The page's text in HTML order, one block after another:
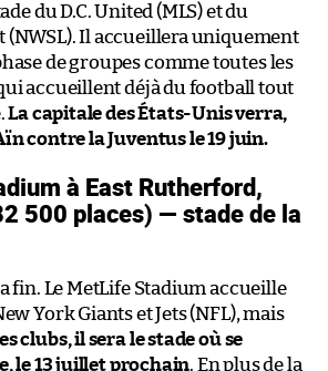
du D.C. United (MLS) et du
Il accueillera uniquement
de groupes comme toutes les
accueillent déjà du football tout
La capitale des États-Unis verra,
contre la Juventus le 19 juin.
à East Rutherford,
500 places) — stade de la
fin. Le MetLife Stadium accueille
York Giants et Jets (NFL), mais
clubs, il sera le stade où se
le 13 juillet prochain. En plus de la